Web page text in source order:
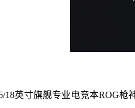
寸旗舰专业电竞本ROG枪